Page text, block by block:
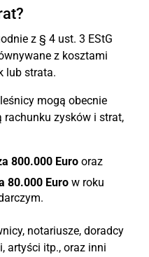
z § 4 ust. 3 EStG
z kosztami
lub strata.
mogą obecnie
zysków i strat,
800.000 Euro oraz
80.000 Euro w roku
notariusze, doradcy
artyści itp., oraz inni